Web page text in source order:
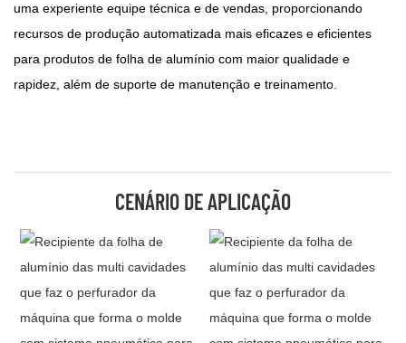
uma experiente equipe técnica e de vendas, proporcionando
recursos de produção automatizada mais eficazes e eficientes
para produtos de folha de alumínio com maior qualidade e
rapidez, além de suporte de manutenção e treinamento.
CENÁRIO DE APLICAÇÃO